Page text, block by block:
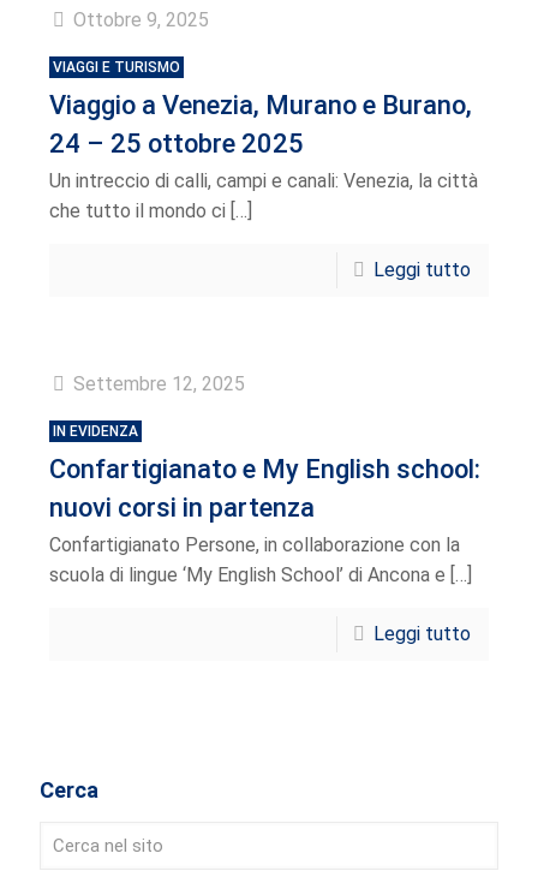
Ottobre 9, 2025
VIAGGI E TURISMO
Viaggio a Venezia, Murano e Burano,
24 – 25 ottobre 2025
Un intreccio di calli, campi e canali: Venezia, la città
che tutto il mondo ci […]
Leggi tutto
Settembre 12, 2025
IN EVIDENZA
Confartigianato e My English school:
nuovi corsi in partenza
Confartigianato Persone, in collaborazione con la
scuola di lingue ‘My English School’ di Ancona e […]
Leggi tutto
Cerca